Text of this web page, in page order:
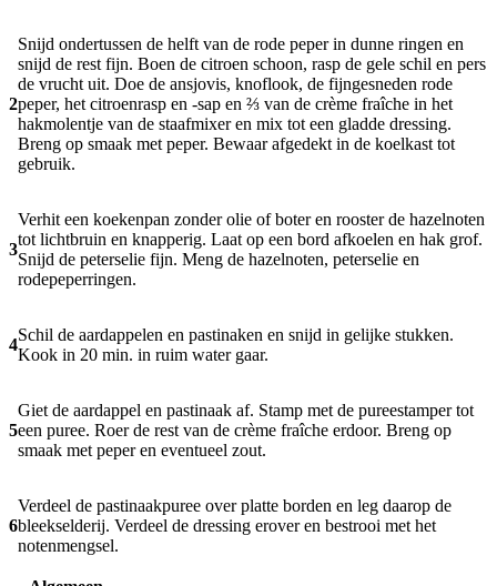
2
Snijd ondertussen de helft van de rode peper in dunne ringen en
snijd de rest fijn. Boen de citroen schoon, rasp de gele schil en pers
de vrucht uit. Doe de ansjovis, knoflook, de fijngesneden rode
peper, het citroenrasp en -sap en ⅔ van de crème fraîche in het
hakmolentje van de staafmixer en mix tot een gladde dressing.
Breng op smaak met peper. Bewaar afgedekt in de koelkast tot
gebruik.
3
Verhit een koekenpan zonder olie of boter en rooster de hazelnoten
tot lichtbruin en knapperig. Laat op een bord afkoelen en hak grof.
Snijd de peterselie fijn. Meng de hazelnoten, peterselie en
rodepeperringen.
4
Schil de aardappelen en pastinaken en snijd in gelijke stukken.
Kook in 20 min. in ruim water gaar.
5
Giet de aardappel en pastinaak af. Stamp met de pureestamper tot
een puree. Roer de rest van de crème fraîche erdoor. Breng op
smaak met peper en eventueel zout.
6
Verdeel de pastinaakpuree over platte borden en leg daarop de
bleekselderij. Verdeel de dressing erover en bestrooi met het
notenmengsel.